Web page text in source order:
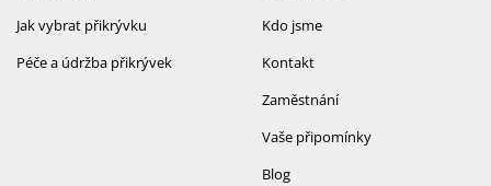
Kdo jsme
Kontakt
Zaměstnání
Vaše připomínky
Blog
Jak vybrat přikrývku
Péče a údržba přikrývek